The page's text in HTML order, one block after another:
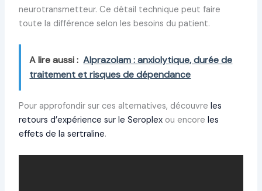
neurotransmetteur. Ce détail technique peut faire
toute la différence selon les besoins du patient.
A lire aussi : Alprazolam : anxiolytique, durée de
traitement et risques de dépendance
Pour approfondir sur ces alternatives, découvre les
retours d’expérience sur le Seroplexou encore les
effets de la sertraline.